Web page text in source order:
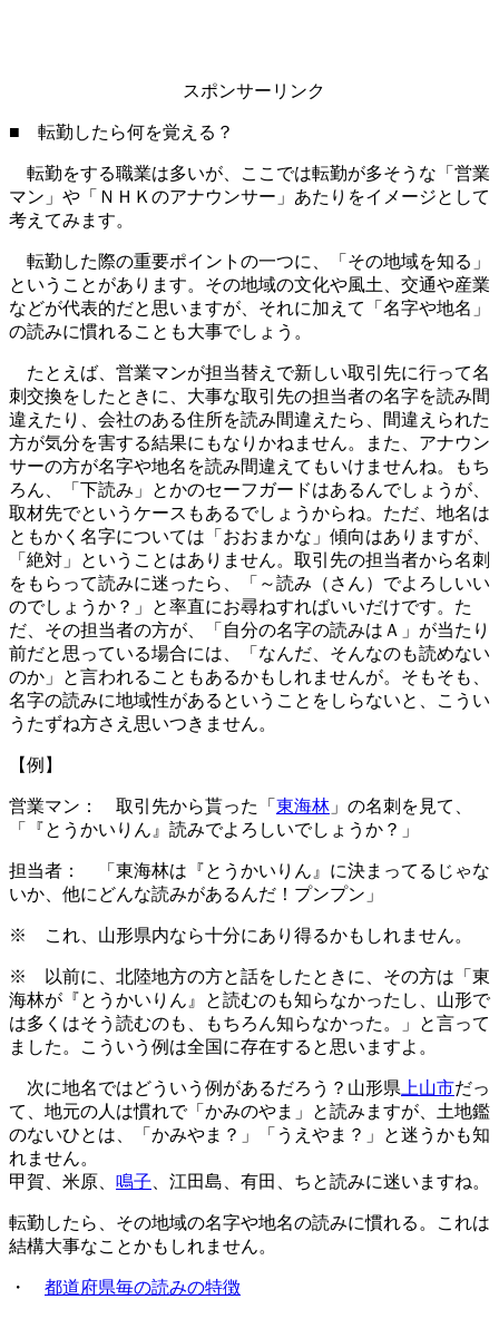
スポンサーリンク
■ 転勤したら何を覚える？
転勤をする職業は多いが、ここでは転勤が多そうな「営業
マン」や「ＮＨＫのアナウンサー」あたりをイメージとして
考えてみます。
転勤した際の重要ポイントの一つに、「その地域を知る」
ということがあります。その地域の文化や風土、交通や産業
などが代表的だと思いますが、それに加えて「名字や地名」
の読みに慣れることも大事でしょう。
たとえば、営業マンが担当替えで新しい取引先に行って名
刺交換をしたときに、大事な取引先の担当者の名字を読み間
違えたり、会社のある住所を読み間違えたら、間違えられた
方が気分を害する結果にもなりかねません。また、アナウン
サーの方が名字や地名を読み間違えてもいけませんね。もち
ろん、「下読み」とかのセーフガードはあるんでしょうが、
取材先でというケースもあるでしょうからね。ただ、地名は
ともかく名字については「おおまかな」傾向はありますが、
「絶対」ということはありません。取引先の担当者から名刺
をもらって読みに迷ったら、「～読み（さん）でよろしいい
のでしょうか？」と率直にお尋ねすればいいだけです。た
だ、その担当者の方が、「自分の名字の読みはＡ」が当たり
前だと思っている場合には、「なんだ、そんなのも読めない
のか」と言われることもあるかもしれませんが。そもそも、
名字の読みに地域性があるということをしらないと、こうい
うたずね方さえ思いつきません。
【例】
営業マン： 取引先から貰った「 東海林 」の名刺を見て、
「『とうかいりん』読みでよろしいでしょうか？」
担当者： 「東海林は『とうかいりん』に決まってるじゃな
いか、他にどんな読みがあるんだ！プンプン」
※ これ、山形県内なら十分にあり得るかもしれません。
※ 以前に、北陸地方の方と話をしたときに、その方は「東
海林が『とうかいりん』と読むのも知らなかったし、山形で
は多くはそう読むのも、もちろん知らなかった。」と言って
ました。こういう例は全国に存在すると思いますよ。
次に地名ではどういう例があるだろう？山形県 上山市だっ
て、地元の人は慣れで「かみのやま」と読みますが、土地鑑
のないひとは、「かみやま？」「うえやま？」と迷うかも知
れません。
甲賀、米原、 鳴子 、江田島、有田、ちと読みに迷いますね。
転勤したら、その地域の名字や地名の読みに慣れる。これは
結構大事なことかもしれません。
・ 都道府県毎の読みの特徴